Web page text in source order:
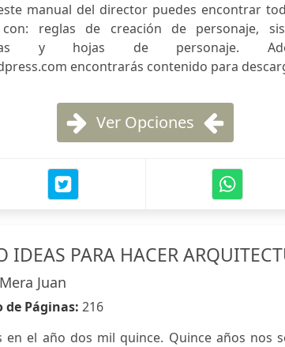
manual del director puedes encontrar
reglas de creación de personaje,
y hojas de personaje.
encontrarás contenido para
Ver Opciones
IDEAS PARA HACER
Mera Juan
de Páginas: 216
en el año dos mil quince. Quince años nos